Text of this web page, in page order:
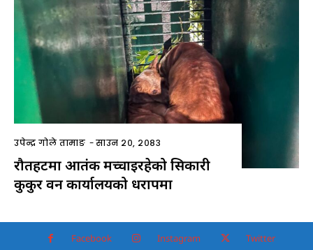
उपेन्द्र गोले तामाङ -साउन २०, २०८३
रौतहटमा आतंक मच्चाइरहेको सिकारी
कुकुर वन कार्यालयको धरापमा
Facebook Instagram Twitter